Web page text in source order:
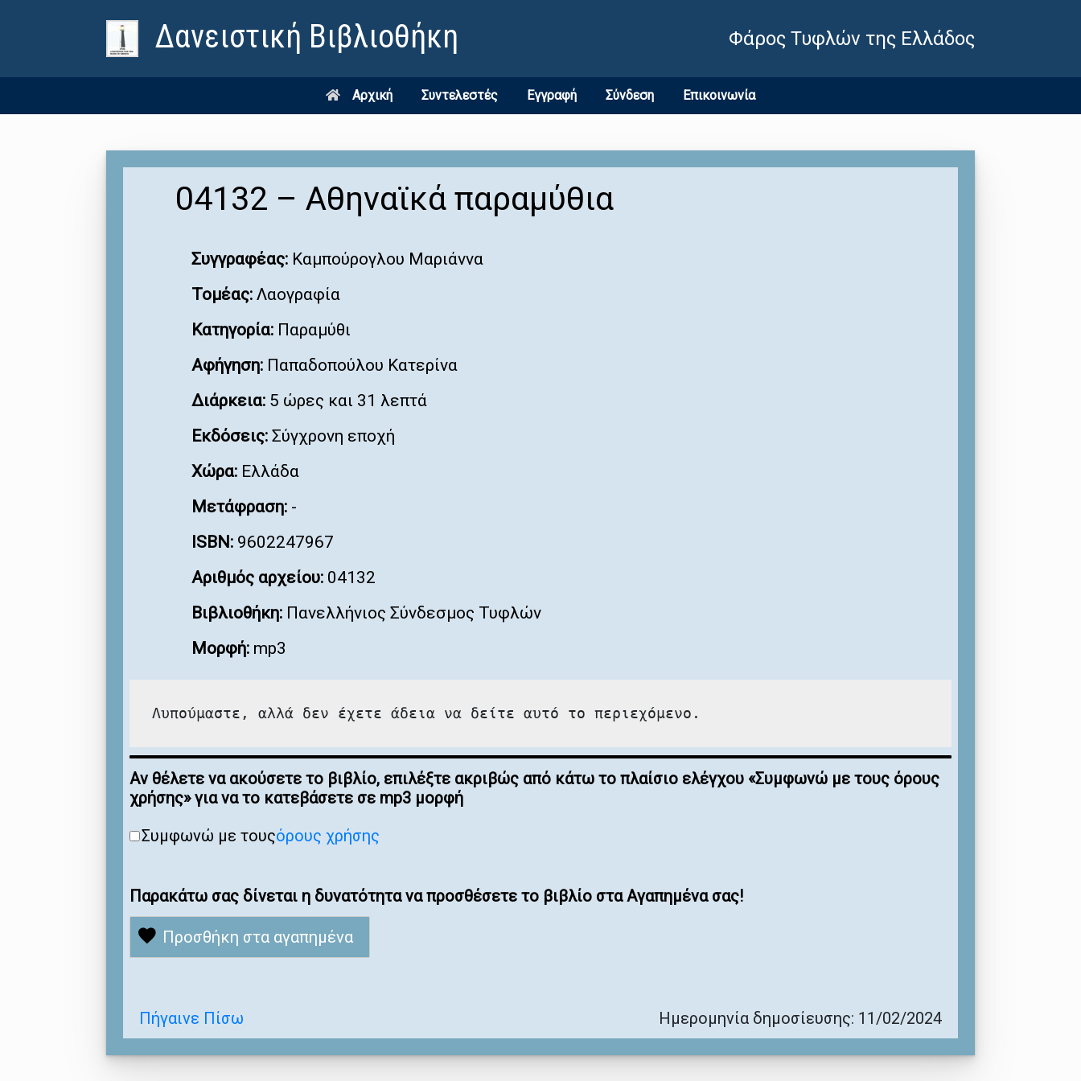
Δανειστική Βιβλιοθήκη Φάρος Τυφλών της Ελλάδος
Αρχική Συντελεστές Εγγραφή Σύνδεση Επικοινωνία
04132 – Αθηναϊκά παραμύθια
Συγγραφέας: Καμπούρογλου Μαριάννα
Τομέας: Λαογραφία
Κατηγορία: Παραμύθι
Αφήγηση: Παπαδοπούλου Κατερίνα
Διάρκεια: 5 ώρες και 31 λεπτά
Εκδόσεις: Σύγχρονη εποχή
Χώρα: Ελλάδα
Μετάφραση: -
ISBN: 9602247967
Αριθμός αρχείου: 04132
Βιβλιοθήκη: Πανελλήνιος Σύνδεσμος Τυφλών
Μορφή: mp3
Λυπούμαστε, αλλά δεν έχετε άδεια να δείτε αυτό το περιεχόμενο.
Αν θέλετε να ακούσετε το βιβλίο, επιλέξτε ακριβώς από κάτω το πλαίσιο ελέγχου «Συμφωνώ με τους όρους
χρήσης» για να το κατεβάσετε σε mp3 μορφή
Συμφωνώ με τουςόρους χρήσης
Παρακάτω σας δίνεται η δυνατότητα να προσθέσετε το βιβλίο στα Αγαπημένα σας!
Προσθήκη στα αγαπημένα
Πήγαινε Πίσω Ημερομηνία δημοσίευσης: 11/02/2024